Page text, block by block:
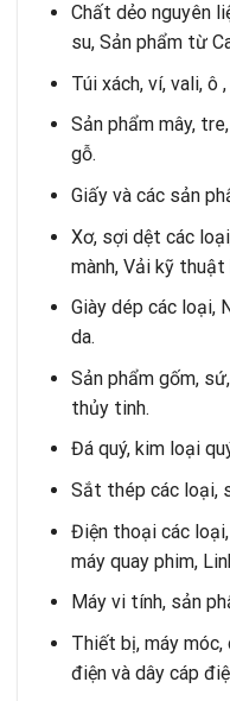
Chất dẻo nguyên
su, Sản phẩm từ
Túi xách, ví, vali, ô
Sản phẩm mây,
gỗ.
Giấy và các sản
Xơ, sợi dệt các
mành, Vải kỹ thuật
Giày dép các loại,
da.
Sản phẩm gốm,
thủy tinh.
Đá quý, kim loại
Sắt thép các loại,
Điện thoại các
máy quay phim,
Máy vi tính, sản
Thiết bị, máy móc,
điện và dây cáp điệ